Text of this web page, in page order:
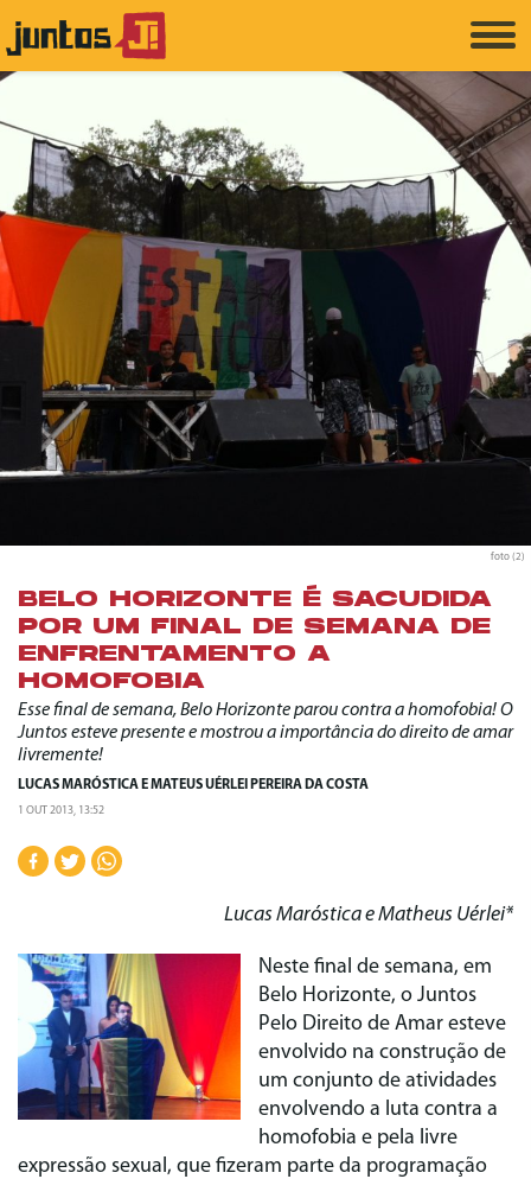
foto (2)
BELO HORIZONTE É SACUDIDA
POR UM FINAL DE SEMANA DE
ENFRENTAMENTO A
HOMOFOBIA
Esse final de semana, Belo Horizonte parou contra a homofobia! O
Juntos esteve presente e mostrou a importância do direito de amar
livremente!
LUCAS MARÓSTICA EMATEUS UÉRLEI PEREIRA DA COSTA
1 OUT 2013, 13:52
Lucas Maróstica e Matheus Uérlei*
Neste final de semana, em
Belo Horizonte, o Juntos
Pelo Direito de Amar esteve
envolvido na construção de
um conjunto de atividades
envolvendo a luta contra a
homofobia e pela livre
expressão sexual, que fizeram parte da programação